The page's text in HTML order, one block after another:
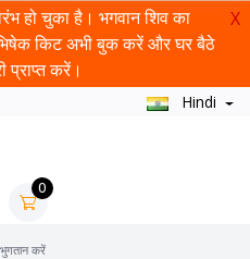
हो चुका है। भगवान शिव का
किट अभी बुक करें और घर बैठे
प्राप्त करें।
X
Hindi
0
भुगतान करें